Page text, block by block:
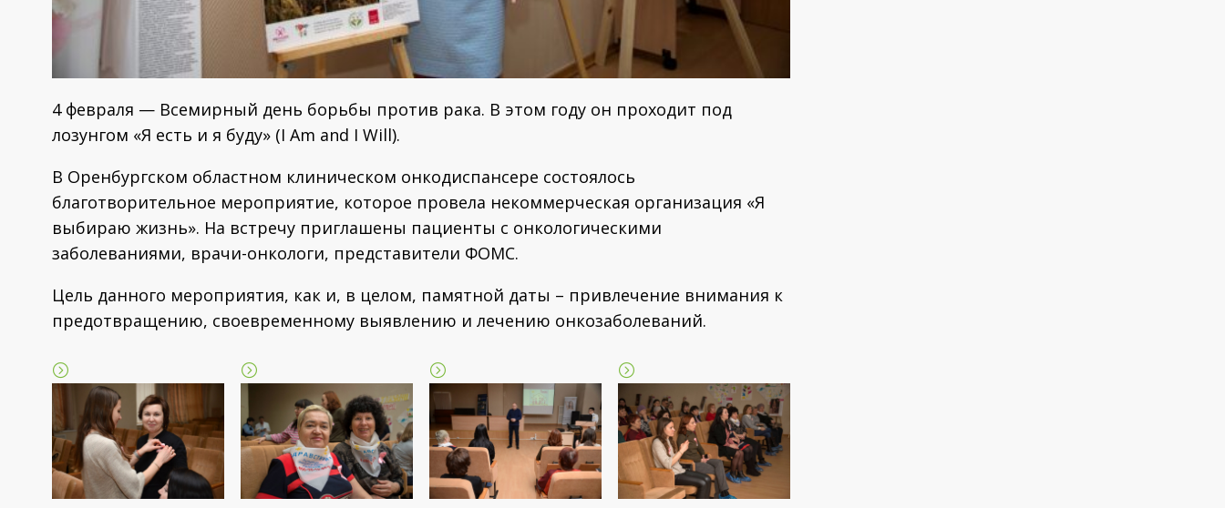
4 февраля — Всемирный день борьбы против рака. В этом году он проходит под
лозунгом «Я есть и я буду» (I Am and I Will).
В Оренбургском областном клиническом онкодиспансере состоялось
благотворительное мероприятие, которое провела некоммерческая организация «Я
выбираю жизнь». На встречу приглашены пациенты с онкологическими
заболеваниями, врачи-онкологи, представители ФОМС.
Цель данного мероприятия, как и, в целом, памятной даты – привлечение внимания к
предотвращению, своевременному выявлению и лечению онкозаболеваний.